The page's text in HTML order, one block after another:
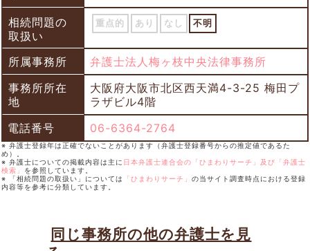
相続問題の
取扱い
重点的 あり なし 不明
所属事務所
弁護士法人梅ヶ枝中央法律事務所
事務所所在
地
大阪府大阪市北区西天満4-3-25 梅田プ
ラザビル4階
電話番号
06-6364-2764
※ 弁護士登録年は正確でないことがあります（弁護士登録番号からの推定値であるた
め）。
※ 弁護士についての掲載内容は主に 日本弁護士連合会の「ひまわりサーチ」及び「弁護士
検索」 を参照しています。
※ 「相続問題の取扱い」については
「ひまわりサーチ」 の当サイト調査時点における登録
内容等を参考に分類しています。
同じ事務所の他の弁護士を見